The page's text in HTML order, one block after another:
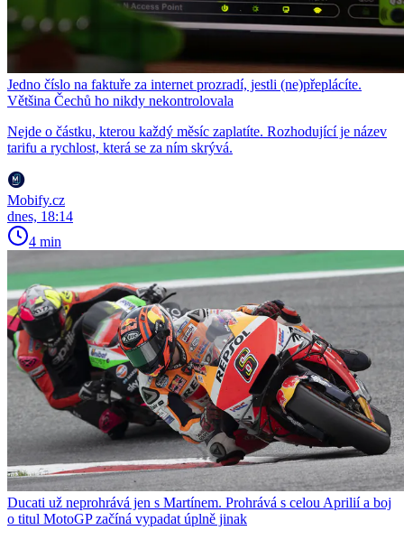
Jedno číslo na faktuře za internet prozradí, jestli (ne)přeplácíte.
Většina Čechů ho nikdy nekontrolovala
Nejde o částku, kterou každý měsíc zaplatíte. Rozhodující je název
tarifu a rychlost, která se za ním skrývá.
Mobify.cz
dnes, 18:14
4 min
Ducati už neprohrává jen s Martínem. Prohrává s celou Aprilií a boj
o titul MotoGP začíná vypadat úplně jinak